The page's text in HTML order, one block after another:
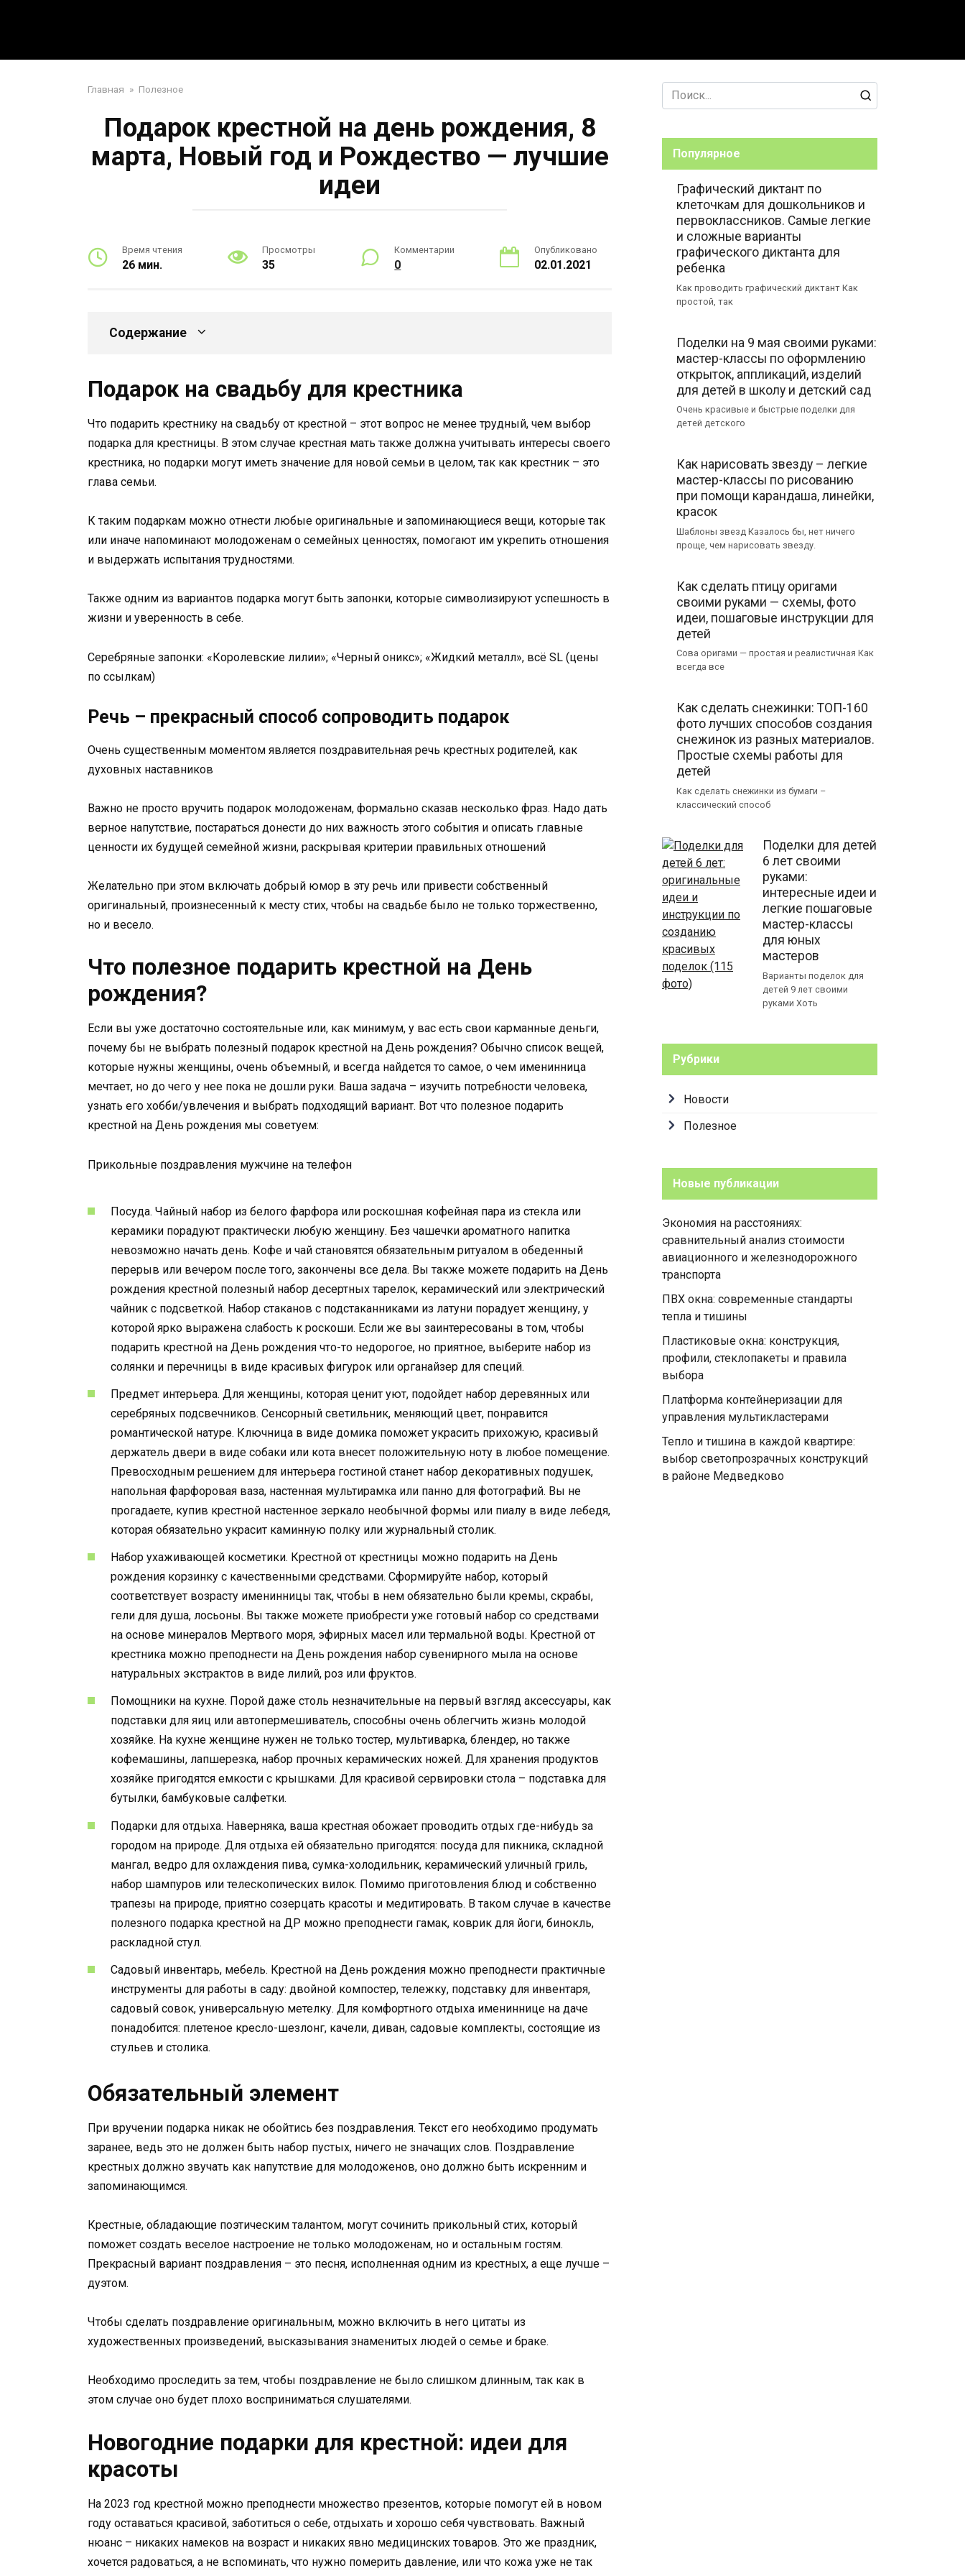
Главная » Полезное
Подарок крестной на день рождения, 8
марта, Новый год и Рождество — лучшие
идеи
Время чтения
26 мин.
Просмотры
35
Комментарии
0
Опубликовано
02.01.2021
Содержание
Подарок на свадьбу для крестника
Что подарить крестнику на свадьбу от крестной – этот вопрос не менее трудный, чем выбор
подарка для крестницы. В этом случае крестная мать также должна учитывать интересы своего
крестника, но подарки могут иметь значение для новой семьи в целом, так как крестник – это
глава семьи.
К таким подаркам можно отнести любые оригинальные и запоминающиеся вещи, которые так
или иначе напоминают молодоженам о семейных ценностях, помогают им укрепить отношения
и выдержать испытания трудностями.
Также одним из вариантов подарка могут быть запонки, которые символизируют успешность в
жизни и уверенность в себе.
Серебряные запонки: «Королевские лилии»; «Черный оникс»; «Жидкий металл», всё SL (цены
по ссылкам)
Речь ­– прекрасный способ сопроводить подарок
Очень существенным моментом является поздравительная речь крестных родителей, как
духовных наставников
Важно не просто вручить подарок молодоженам, формально сказав несколько фраз. Надо дать
верное напутствие, постараться донести до них важность этого события и описать главные
ценности их будущей семейной жизни, раскрывая критерии правильных отношений
Желательно при этом включать добрый юмор в эту речь или привести собственный
оригинальный, произнесенный к месту стих, чтобы на свадьбе было не только торжественно,
но и весело.
Что полезное подарить крестной на День
рождения?
Если вы уже достаточно состоятельные или, как минимум, у вас есть свои карманные деньги,
почему бы не выбрать полезный подарок крестной на День рождения? Обычно список вещей,
которые нужны женщины, очень объемный, и всегда найдется то самое, о чем именинница
мечтает, но до чего у нее пока не дошли руки. Ваша задача – изучить потребности человека,
узнать его хобби/увлечения и выбрать подходящий вариант. Вот что полезное подарить
крестной на День рождения мы советуем:
Прикольные поздравления мужчине на телефон
Посуда. Чайный набор из белого фарфора или роскошная кофейная пара из стекла или
керамики порадуют практически любую женщину. Без чашечки ароматного напитка
невозможно начать день. Кофе и чай становятся обязательным ритуалом в обеденный
перерыв или вечером после того, закончены все дела. Вы также можете подарить на День
рождения крестной полезный набор десертных тарелок, керамический или электрический
чайник с подсветкой. Набор стаканов с подстаканниками из латуни порадует женщину, у
которой ярко выражена слабость к роскоши. Если же вы заинтересованы в том, чтобы
подарить крестной на День рождения что-то недорогое, но приятное, выберите набор из
солянки и перечницы в виде красивых фигурок или органайзер для специй.
Предмет интерьера. Для женщины, которая ценит уют, подойдет набор деревянных или
серебряных подсвечников. Сенсорный светильник, меняющий цвет, понравится
романтической натуре. Ключница в виде домика поможет украсить прихожую, красивый
держатель двери в виде собаки или кота внесет положительную ноту в любое помещение.
Превосходным решением для интерьера гостиной станет набор декоративных подушек,
напольная фарфоровая ваза, настенная мультирамка или панно для фотографий. Вы не
прогадаете, купив крестной настенное зеркало необычной формы или пиалу в виде лебедя,
которая обязательно украсит каминную полку или журнальный столик.
Набор ухаживающей косметики. Крестной от крестницы можно подарить на День
рождения корзинку с качественными средствами. Сформируйте набор, который
соответствует возрасту именинницы так, чтобы в нем обязательно были кремы, скрабы,
гели для душа, лосьоны. Вы также можете приобрести уже готовый набор со средствами
на основе минералов Мертвого моря, эфирных масел или термальной воды. Крестной от
крестника можно преподнести на День рождения набор сувенирного мыла на основе
натуральных экстрактов в виде лилий, роз или фруктов.
Помощники на кухне. Порой даже столь незначительные на первый взгляд аксессуары, как
подставки для яиц или автопермешиватель, способны очень облегчить жизнь молодой
хозяйке. На кухне женщине нужен не только тостер, мультиварка, блендер, но также
кофемашины, лапшерезка, набор прочных керамических ножей. Для хранения продуктов
хозяйке пригодятся емкости с крышками. Для красивой сервировки стола – подставка для
бутылки, бамбуковые салфетки.
Подарки для отдыха. Наверняка, ваша крестная обожает проводить отдых где-нибудь за
городом на природе. Для отдыха ей обязательно пригодятся: посуда для пикника, складной
мангал, ведро для охлаждения пива, сумка-холодильник, керамический уличный гриль,
набор шампуров или телескопических вилок. Помимо приготовления блюд и собственно
трапезы на природе, приятно созерцать красоты и медитировать. В таком случае в качестве
полезного подарка крестной на ДР можно преподнести гамак, коврик для йоги, бинокль,
раскладной стул.
Садовый инвентарь, мебель. Крестной на День рождения можно преподнести практичные
инструменты для работы в саду: двойной компостер, тележку, подставку для инвентаря,
садовый совок, универсальную метелку. Для комфортного отдыха имениннице на даче
понадобится: плетеное кресло-шезлонг, качели, диван, садовые комплекты, состоящие из
стульев и столика.
Обязательный элемент
При вручении подарка никак не обойтись без поздравления. Текст его необходимо продумать
заранее, ведь это не должен быть набор пустых, ничего не значащих слов. Поздравление
крестных должно звучать как напутствие для молодоженов, оно должно быть искренним и
запоминающимся.
Крестные, обладающие поэтическим талантом, могут сочинить прикольный стих, который
поможет создать веселое настроение не только молодоженам, но и остальным гостям.
Прекрасный вариант поздравления – это песня, исполненная одним из крестных, а еще лучше –
дуэтом.
Чтобы сделать поздравление оригинальным, можно включить в него цитаты из
художественных произведений, высказывания знаменитых людей о семье и браке.
Необходимо проследить за тем, чтобы поздравление не было слишком длинным, так как в
этом случае оно будет плохо восприниматься слушателями.
Новогодние подарки для крестной: идеи для
красоты
На 2023 год крестной можно преподнести множество презентов, которые помогут ей в новом
году оставаться красивой, заботиться о себе, отдыхать и хорошо себя чувствовать. Важный
нюанс – никаких намеков на возраст и никаких явно медицинских товаров. Это же праздник,
хочется радоваться, а не вспоминать, что нужно померить давление, или что кожа уже не так
Search
for:
Популярное
Графический диктант по
клеточкам для дошкольников и
первоклассников. Самые легкие
и сложные варианты
графического диктанта для
ребенка
Как проводить графический диктант Как
простой, так
Поделки на 9 мая своими руками:
мастер-классы по оформлению
открыток, аппликаций, изделий
для детей в школу и детский сад
Очень красивые и быстрые поделки для
детей детского
Как нарисовать звезду – легкие
мастер-классы по рисованию
при помощи карандаша, линейки,
красок
Шаблоны звезд Казалось бы, нет ничего
проще, чем нарисовать звезду.
Как сделать птицу оригами
своими руками — схемы, фото
идеи, пошаговые инструкции для
детей
Сова оригами — простая и реалистичная Как
всегда все
Как сделать снежинки: ТОП-160
фото лучших способов создания
снежинок из разных материалов.
Простые схемы работы для
детей
Как сделать снежинки из бумаги –
классический способ
Поделки для детей
6 лет своими
руками:
интересные идеи и
легкие пошаговые
мастер-классы
для юных
мастеров
Варианты поделок для
детей 9 лет своими
руками Хоть
Рубрики
Новости
Полезное
Новые публикации
Экономия на расстояниях:
сравнительный анализ стоимости
авиационного и железнодорожного
транспорта
ПВХ окна: современные стандарты
тепла и тишины
Пластиковые окна: конструкция,
профили, стеклопакеты и правила
выбора
Платформа контейнеризации для
управления мультикластерами
Тепло и тишина в каждой квартире:
выбор светопрозрачных конструкций
в районе Медведково